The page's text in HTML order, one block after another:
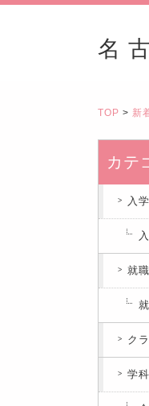
名
TOP > 新
カテ
入
就
ク
学科